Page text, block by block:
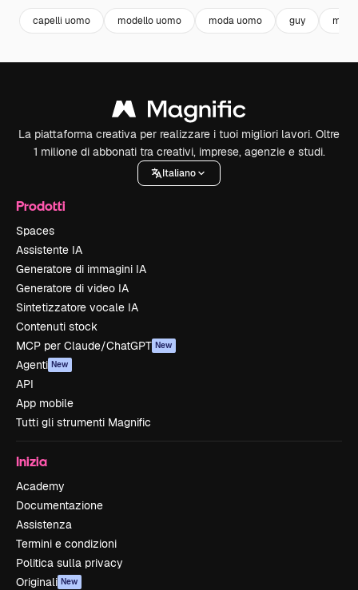
capelli uomo modello uomo moda uomo guy man
La piattaforma creativa per realizzare i tuoi migliori lavori. Oltre
1 milione di abbonati tra creativi, imprese, agenzie e studi.
Italiano
Prodotti
Spaces
Assistente IA
Generatore di immagini IA
Generatore di video IA
Sintetizzatore vocale IA
Contenuti stock
MCP per Claude/ChatGPT New
Agenti New
API
App mobile
Tutti gli strumenti Magnific
Inizia
Academy
Documentazione
Assistenza
Termini e condizioni
Politica sulla privacy
Originali New